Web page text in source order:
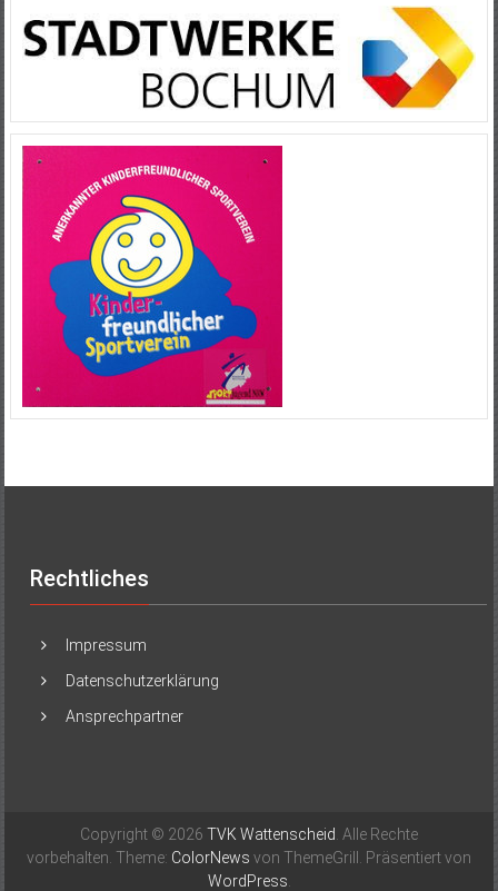
Rechtliches
Impressum
Datenschutzerklärung
Ansprechpartner
Copyright © 2026 TVK Wattenscheid . Alle Rechte
vorbehalten. Theme: ColorNews von ThemeGrill. Präsentiert von
WordPress